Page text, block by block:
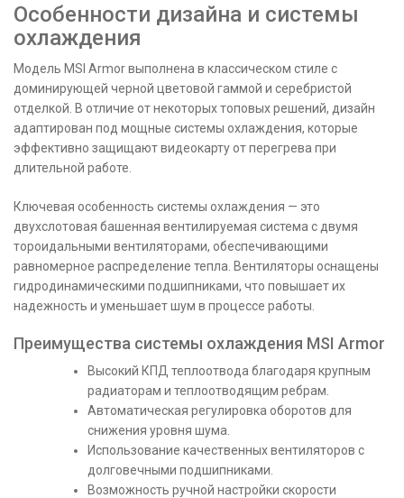
Особенности дизайна и системы
охлаждения
Модель MSI Armor выполнена в классическом стиле с
доминирующей черной цветовой гаммой и серебристой
отделкой. В отличие от некоторых топовых решений, дизайн
адаптирован под мощные системы охлаждения, которые
эффективно защищают видеокарту от перегрева при
длительной работе.
Ключевая особенность системы охлаждения — это
двухслотовая башенная вентилируемая система с двумя
тороидальными вентиляторами, обеспечивающими
равномерное распределение тепла. Вентиляторы оснащены
гидродинамическими подшипниками, что повышает их
надежность и уменьшает шум в процессе работы.
Преимущества системы охлаждения MSI Armor
Высокий КПД теплоотвода благодаря крупным
радиаторам и теплоотводящим ребрам.
Автоматическая регулировка оборотов для
снижения уровня шума.
Использование качественных вентиляторов с
долговечными подшипниками.
Возможность ручной настройки скорости